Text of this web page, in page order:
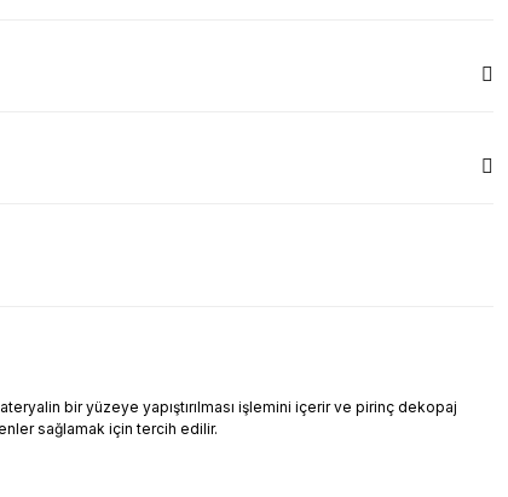
bir yüzeye yapıştırılması işlemini içerir ve pirinç dekopaj
sağlamak için tercih edilir.